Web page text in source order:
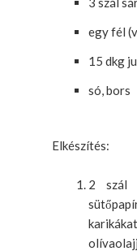
egy fél
15 dkg
só, bors
Elkészítés:
2 szál